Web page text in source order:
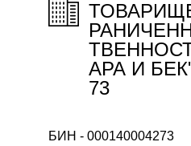
АРА И
73
БИН - 000140004273